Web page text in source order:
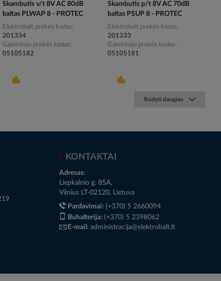
Skambutis v/t 8V AC 80dB
baltas PLWAP 8 - PROTEC
Elektrobalt prekės kodas
201334
Gamintojo prekės kodas
05105182
Skambutis p/t 8V AC 70dB
baltas PSUP 8 - PROTEC
Elektrobalt prekės kodas
201333
Gamintojo prekės kodas
05105181
Rodyti daugiau
KONTAKTAI
Adresas:
Liepkalnio g. 85A,
Vilnius LT-02120, Lietuva
Pardavimai: (+370) 5 2660094
Buhalterija: (+370) 5 2398062
E-mail: administracija@elektrobalt.lt